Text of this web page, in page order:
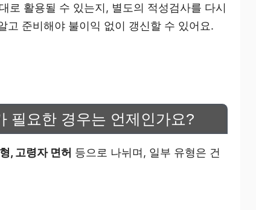
로 활용될 수 있는지, 별도의 적성검사를 다시
고 준비해야 불이익 없이 갱신할 수 있어요.
필요한 경우는 언제인가요?
, 고령자 면허 등으로 나뉘며, 일부 유형은 건